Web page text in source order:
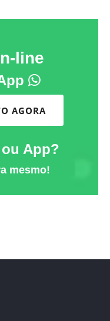
line
AGORA
App?
mesmo!